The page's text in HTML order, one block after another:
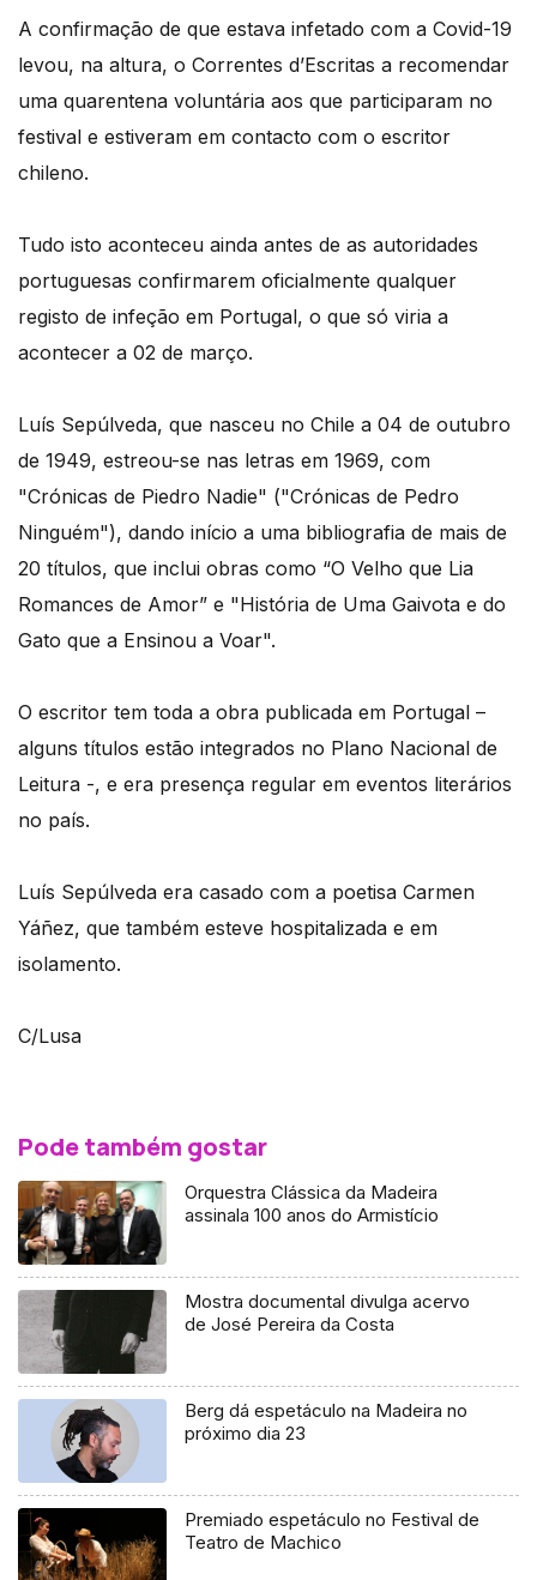
A confirmação de que estava infetado com a Covid-19
levou, na altura, o Correntes d’Escritas a recomendar
uma quarentena voluntária aos que participaram no
festival e estiveram em contacto com o escritor
chileno.
Tudo isto aconteceu ainda antes de as autoridades
portuguesas confirmarem oficialmente qualquer
registo de infeção em Portugal, o que só viria a
acontecer a 02 de março.
Luís Sepúlveda, que nasceu no Chile a 04 de outubro
de 1949, estreou-se nas letras em 1969, com
"Crónicas de Piedro Nadie" ("Crónicas de Pedro
Ninguém"), dando início a uma bibliografia de mais de
20 títulos, que inclui obras como “O Velho que Lia
Romances de Amor” e "História de Uma Gaivota e do
Gato que a Ensinou a Voar".
O escritor tem toda a obra publicada em Portugal –
alguns títulos estão integrados no Plano Nacional de
Leitura -, e era presença regular em eventos literários
no país.
Luís Sepúlveda era casado com a poetisa Carmen
Yáñez, que também esteve hospitalizada e em
isolamento.
C/Lusa
Pode também gostar
Orquestra Clássica da Madeira
assinala 100 anos do Armistício
Mostra documental divulga acervo
de José Pereira da Costa
Berg dá espetáculo na Madeira no
próximo dia 23
Premiado espetáculo no Festival de
Teatro de Machico